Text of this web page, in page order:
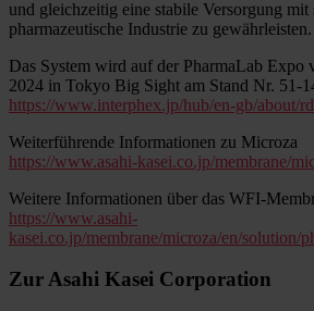
und gleichzeitig eine stabile Versorgung
pharmazeutische Industrie zu gewährleisten.
Das System wird auf der PharmaLab Expo
2024 in Tokyo Big Sight am Stand Nr. 51-
https://www.interphex.jp/hub/en-gb/about/
Weiterführende Informationen zu Microza
https://www.asahi-kasei.co.jp/membrane/
Weitere Informationen über das WFI-
https://www.asahi-
kasei.co.jp/membrane/microza/en/solution/
Zur Asahi Kasei Corporation